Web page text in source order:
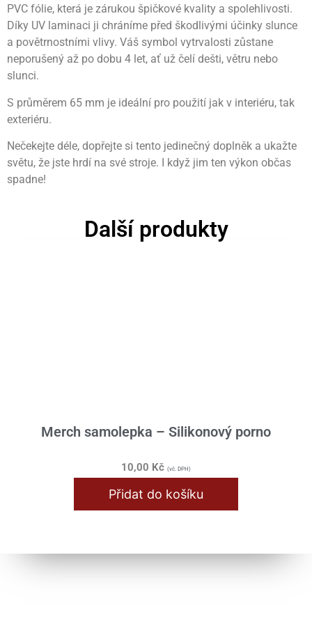
PVC fólie, která je zárukou špičkové kvality a spolehlivosti.
Díky UV laminaci ji chráníme před škodlivými účinky slunce
a povětrnostními vlivy. Váš symbol vytrvalosti zůstane
neporušený až po dobu 4 let, ať už čelí dešti, větru nebo
slunci.
S průměrem 65 mm je ideální pro použití jak v interiéru, tak
exteriéru.
Nečekejte déle, dopřejte si tento jedinečný doplněk a ukažte
světu, že jste hrdí na své stroje. I když jim ten výkon občas
spadne!
Další produkty
Merch samolepka – Silikonový porno
10,00 Kč (vč. DPH)
Přidat do košíku